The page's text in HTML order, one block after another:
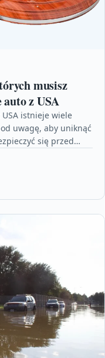
musisz
z USA
istnieje wiele
uwagę, aby uniknąć
się przed